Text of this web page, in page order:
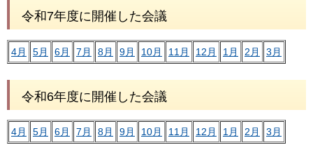
令和7年度に開催した会議
4月 5月 6月 7月 8月 9月 10月 11月 12月 1月 2月 3月
令和6年度に開催した会議
4月 5月 6月 7月 8月 9月 10月 11月 12月 1月 2月 3月